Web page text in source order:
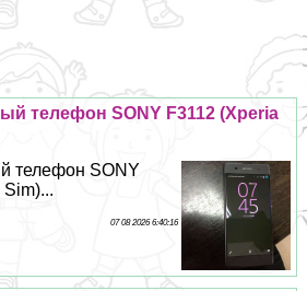
телефон SONY F3112 (Xperia
телефон SONY
07 08 2026 6:40:16